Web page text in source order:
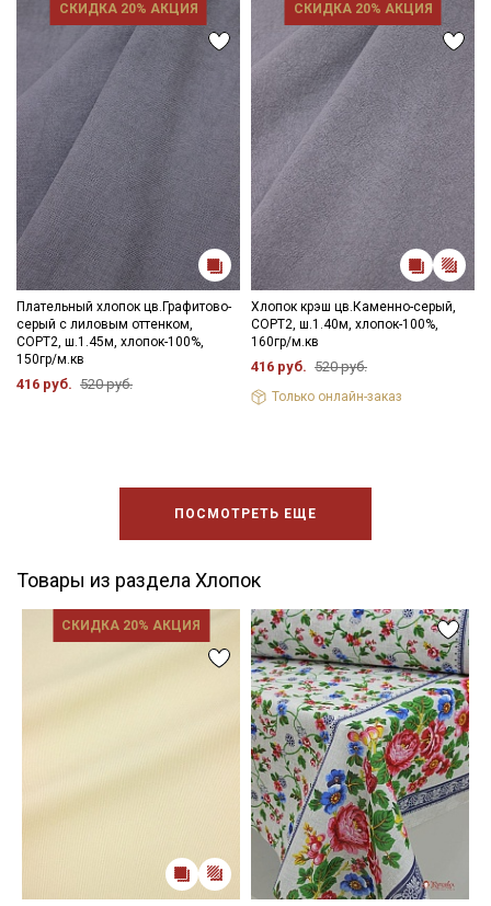
СКИДКА 20% АКЦИЯ
Плательный хлопок цв.Графитово-
серый с лиловым оттенком,
СОРТ2, ш.1.45м, хлопок-100%,
150гр/м.кв
416 руб. 520 руб.
СКИДКА 20% АКЦИЯ
Хлопок крэш цв.Каменно-серый,
СОРТ2, ш.1.40м, хлопок-100%,
160гр/м.кв
416 руб. 520 руб.
Только онлайн-заказ
ПОСМОТРЕТЬ ЕЩЕ
Товары из раздела Хлопок
СКИДКА 20% АКЦИЯ